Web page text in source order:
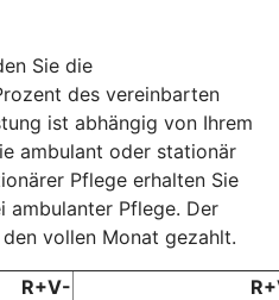
Sie die
des vereinbarten
ist abhängig von Ihrem
ambulant oder stationär
Pflege erhalten Sie
ambulanter Pflege. Der
vollen Monat gezahlt.
R+V-